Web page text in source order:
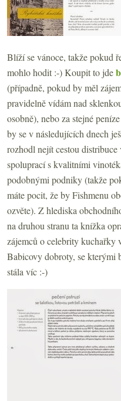
Blíží se vánoce, takže pokud
mohlo hodit :-) Koupit to jde
(případně, pokud by měl
pravidelně vídám nad
osobně), nebo za stejné
by se v následujících dnech
rozhodl nejít cestou
spoluprací s kvalitními
podobnými podniky (takže
máte pocit, že by Fishmenu
ozvěte). Z hlediska
na druhou stranu ta knížka
zájemců o celebrity kuchařky
Babicovy dobroty, se kterými
stála víc :-)